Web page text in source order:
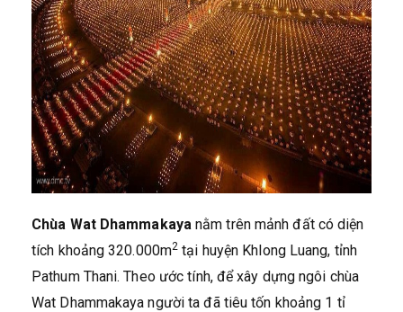
Chùa Wat Dhammakayanằm trên mảnh đất có diện
tích khoảng 320.000m2 tại huyện Khlong Luang, tỉnh
Pathum Thani. Theo ước tính, để xây dựng ngôi chùa
Wat Dhammakaya người ta đã tiêu tốn khoảng 1 tỉ